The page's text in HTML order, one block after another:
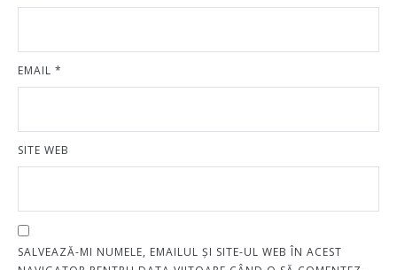
EMAIL *
SITE WEB
SALVEAZĂ-MI NUMELE, EMAILUL ȘI SITE-UL WEB ÎN ACEST